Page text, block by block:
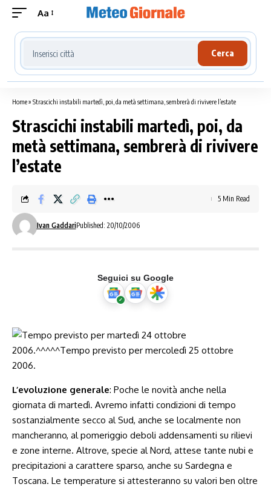
Aa
Cerca località meteo
Cerca
Home» Strascichi instabili martedì, poi, da metà settimana, sembrerà di rivivere l’estate
Strascichi instabili martedì, poi, da
metà settimana, sembrerà di rivivere
l’estate
Ivan GaddariPublished: 20/10/2006
5 Min Read
Seguici su Google
L’evoluzione generale: Poche le novità anche nella
giornata di martedì. Avremo infatti condizioni di tempo
sostanzialmente secco al Sud, anche se localmente non
mancheranno, al pomeriggio deboli addensamenti su rilievi
e zone interne. Altrove, specie al Nord, attese tante nubi e
precipitazioni a carattere sparso, anche su Sardegna e
Toscana. Le temperature si attesteranno su valori ben oltre